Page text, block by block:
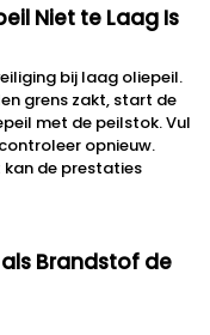
Niet te Laag Is
bij laag oliepeil.
grens zakt, start de
met de peilstok. Vul
opnieuw.
de prestaties
Brandstof de